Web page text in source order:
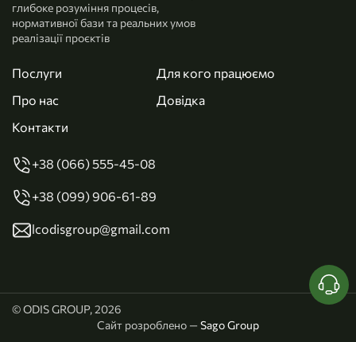
глибоке розуміння процесів,
нормативної бази та реальних умов
реалізації проєктів
Послуги
Для кого працюємо
Про нас
Довідка
Контакти
+38 (066) 555-45-08
+38 (099) 906-61-89
lcodisgroup@gmail.com
© ODIS GROUP, 2026
Сайт розроблено — Sago Group